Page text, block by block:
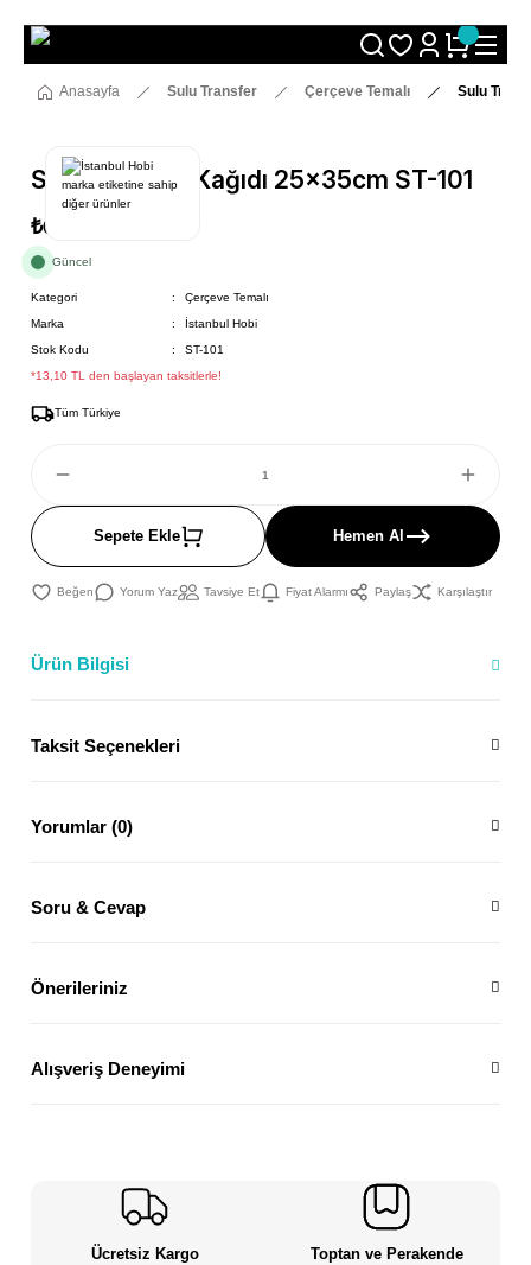
Size Özel "HG10" Koduyla Sepette Hemen %10 İndirimi Kaçırma
Anasayfa Sulu Transfer Çerçeve Temalı Sulu
Sulu Transfer Kağıdı 25x35cm ST-101
₺69
Güncel
Kategori
Çerçeve Temalı
Marka
İstanbul Hobi
Stok Kodu
ST-101
*13,10 TL den başlayan taksitlerle!
Tüm Türkiye
Sepete Ekle Hemen Al
Yorum Yaz Tavsiye Et Fiyat Alarmı Paylaş Karşılaştır
Ürün Bilgisi
Taksit Seçenekleri
Yorumlar (0)
Soru & Cevap
Önerileriniz
Alışveriş Deneyimi
Ücretsiz Kargo Toptan ve Perakende